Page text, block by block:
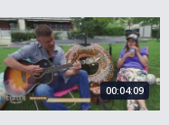
pong avec Jo
00:04:09